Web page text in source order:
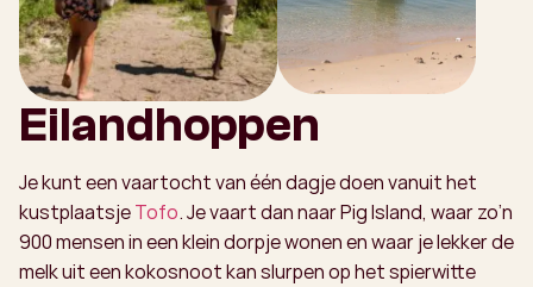
Eilandhoppen
Je kunt een vaartocht van één dagje doen vanuit het
kustplaatsjeTofo. Je vaart dan naar Pig Island, waar zo’n
900 mensen in een klein dorpje wonen en waar je lekker de
melk uit een kokosnoot kan slurpen op het spierwitte